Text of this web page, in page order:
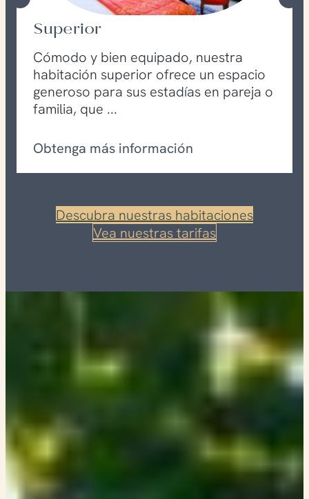
Espaciosa, amueblada con gusto y
renovada, la Junior Suite es perfecta
para una escapada romántica de fin de
semana gracias a su encanto…
Obtenga más información
Descubra nuestras habitaciones
Vea nuestras tarifas